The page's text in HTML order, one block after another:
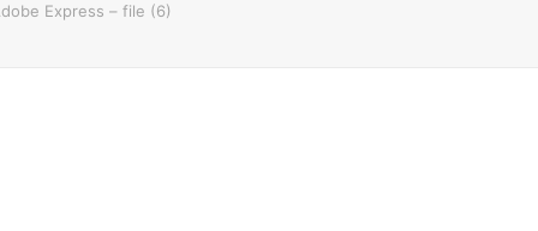
Express – file (6)